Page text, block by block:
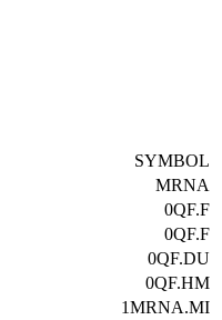
SYMBOL
MRNA
0QF.F
0QF.F
0QF.DU
0QF.HM
1MRNA.MI